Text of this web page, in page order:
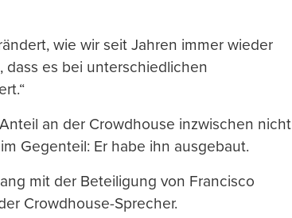
wie wir seit Jahren immer wieder
es bei unterschiedlichen
an der Crowdhouse inzwischen nicht
Gegenteil: Er habe ihn ausgebaut.
mit der Beteiligung von Francisco
Crowdhouse-Sprecher.